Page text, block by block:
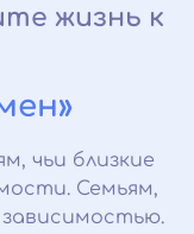
жизнь к
чьи близкие
Семьям,